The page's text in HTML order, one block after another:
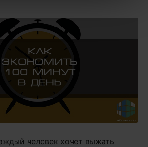
человек хочет выжать